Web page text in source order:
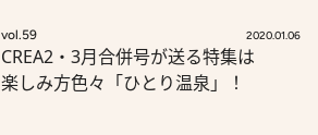
vol.59 2020.01.06
CREA2・3月合併号が送る特集は
楽しみ方色々「ひとり温泉」！